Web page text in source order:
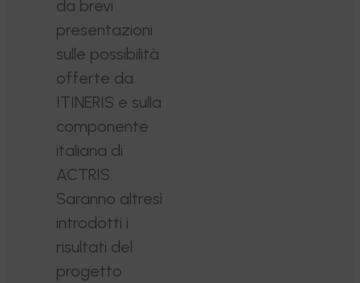
da brevi
presentazioni
sulle possibilità
offerte da
ITINERIS e sulla
componente
italiana di
ACTRIS.
Saranno altresì
introdotti i
risultati del
progetto